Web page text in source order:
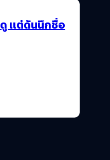
แต่ดันนึกชื่อ